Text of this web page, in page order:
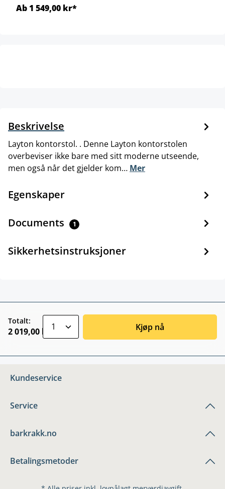
Ab 1 549,00 kr*
Beskrivelse
Layton kontorstol. . Denne Layton kontorstolen
overbeviser ikke bare med sitt moderne utseende,
men også når det gjelder kom… Mer
Egenskaper
Documents 1
Sikkerhetsinstruksjoner
Totalt:
2 019,00 kr Kjøp nå
Kundeservice
Service
barkrakk.no
Betalingsmetoder